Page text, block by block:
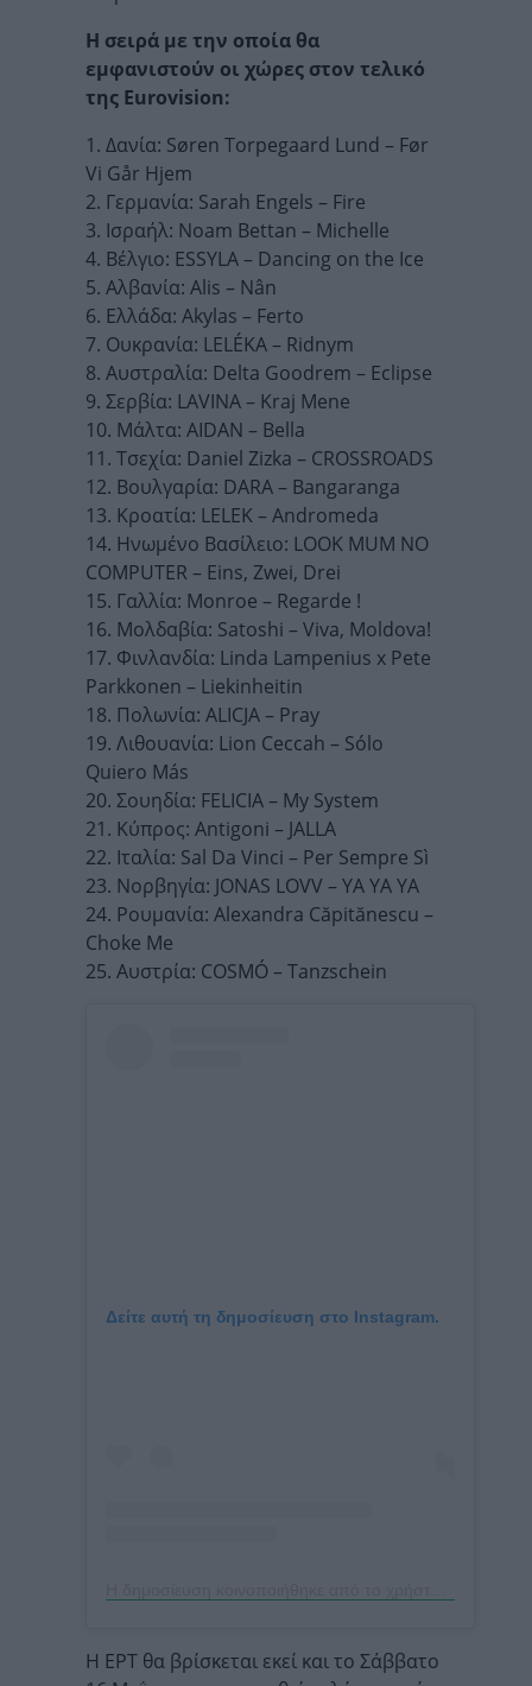
Η σειρά με την οποία θα
εμφανιστούν οι χώρες στον τελικό
της Eurovision:
1. Δανία: Søren Torpegaard Lund – Før
Vi Går Hjem
2. Γερμανία: Sarah Engels – Fire
3. Ισραήλ: Noam Bettan – Michelle
4. Βέλγιο: ESSYLA – Dancing on the Ice
5. Αλβανία: Alis – Nân
6. Ελλάδα: Akylas – Ferto
7. Ουκρανία: LELÉKA – Ridnym
8. Αυστραλία: Delta Goodrem – Eclipse
9. Σερβία: LAVINA – Kraj Mene
10. Μάλτα: AIDAN – Bella
11. Τσεχία: Daniel Zizka – CROSSROADS
12. Βουλγαρία: DARA – Bangaranga
13. Κροατία: LELEK – Andromeda
14. Ηνωμένο Βασίλειο: LOOK MUM NO
COMPUTER – Eins, Zwei, Drei
15. Γαλλία: Monroe – Regarde !
16. Μολδαβία: Satoshi – Viva, Moldova!
17. Φινλανδία: Linda Lampenius x Pete
Parkkonen – Liekinheitin
18. Πολωνία: ALICJA – Pray
19. Λιθουανία: Lion Ceccah – Sólo
Quiero Más
20. Σουηδία: FELICIA – My System
21. Κύπρος: Antigoni – JALLA
22. Ιταλία: Sal Da Vinci – Per Sempre Sì
23. Νορβηγία: JONAS LOVV – YA YA YA
24. Ρουμανία: Alexandra Căpitănescu –
Choke Me
25. Αυστρία: COSMÓ – Tanzschein
Δείτε αυτή τη δημοσίευση στο Instagram.
Η ΕΡΤ θα βρίσκεται εκεί και το Σάββατο